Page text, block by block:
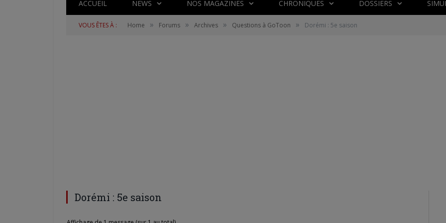
ACCUEIL NEWS NOS MAGAZINES CHRONIQUES DOSSIERS
VOUS ÊTES À : Home » Forums » Archives » Questions à GoToon » Dorémi : 5e saison
Dorémi : 5e saison